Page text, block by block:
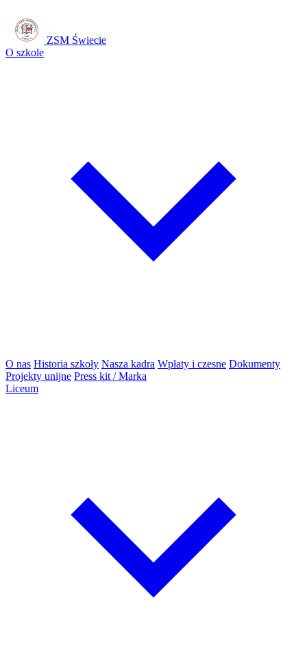
ZSM Świecie
O szkole
O nas Historia szkoły Nasza kadra Wpłaty i czesne Dokumenty
Projekty unijne Press kit / Marka
Liceum